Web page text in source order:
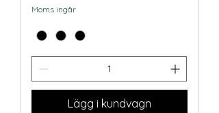
Moms ingår
Lägg i kundvagn